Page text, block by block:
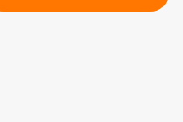
Neuinfektionen >